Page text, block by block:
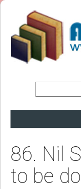
86. Nil
to be